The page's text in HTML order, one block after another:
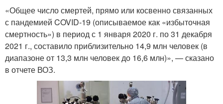
«Общее число смертей, прямо или косвенно связанных
с пандемией COVID-19 (описываемое как «избыточная
смертность») в период с 1 января 2020 г. по 31 декабря
2021 г., составило приблизительно 14,9 млн человек (в
диапазоне от 13,3 млн человек до 16,6 млн)», — сказано
в отчете ВОЗ.